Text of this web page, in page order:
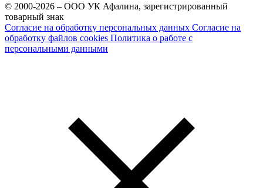
© 2000-2026 – ООО УК Афалина, зарегистрированный
товарный знак
Согласие на обработку персональных данных Согласие на
обработку файлов cookies Политика о работе с
персональными данными